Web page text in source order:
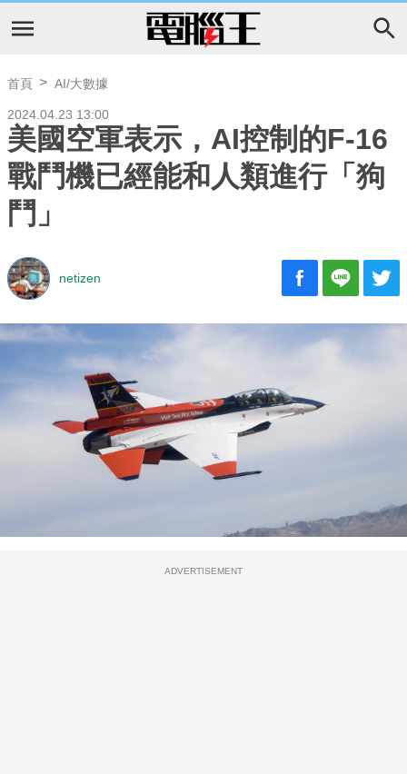
首頁 AI/大數據
2024.04.23 13:00
美國空軍表示，AI控制的F-16
戰鬥機已經能和人類進行「狗
鬥」
netizen
ADVERTISEMENT